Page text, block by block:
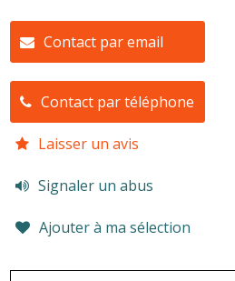
Contact par email
Contact par téléphone
Laisser un avis
Signaler un abus
Ajouter à ma sélection